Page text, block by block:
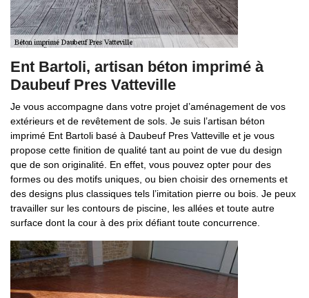
Ent Bartoli, artisan béton imprimé à
Daubeuf Pres Vatteville
Je vous accompagne dans votre projet d’aménagement de vos
extérieurs et de revêtement de sols. Je suis l’artisan béton
imprimé Ent Bartoli basé à Daubeuf Pres Vatteville et je vous
propose cette finition de qualité tant au point de vue du design
que de son originalité. En effet, vous pouvez opter pour des
formes ou des motifs uniques, ou bien choisir des ornements et
des designs plus classiques tels l’imitation pierre ou bois. Je peux
travailler sur les contours de piscine, les allées et toute autre
surface dont la cour à des prix défiant toute concurrence.